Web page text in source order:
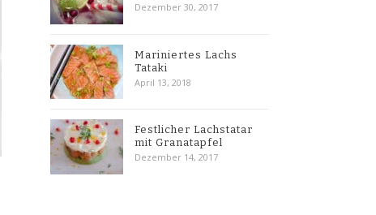
Dezember 30, 2017
Mariniertes Lachs
Tataki
April 13, 2018
Festlicher Lachstatar
mit Granatapfel
Dezember 14, 2017